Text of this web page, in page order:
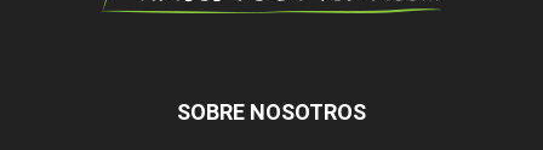
SOBRE NOSOTROS